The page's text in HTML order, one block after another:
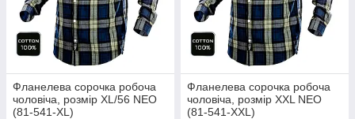
Фланелева сорочка робоча
чоловіча, розмір XL/56 NEO
(81-541-XL)
Фланелева сорочка робоча
чоловіча, розмір XXL NEO
(81-541-XXL)